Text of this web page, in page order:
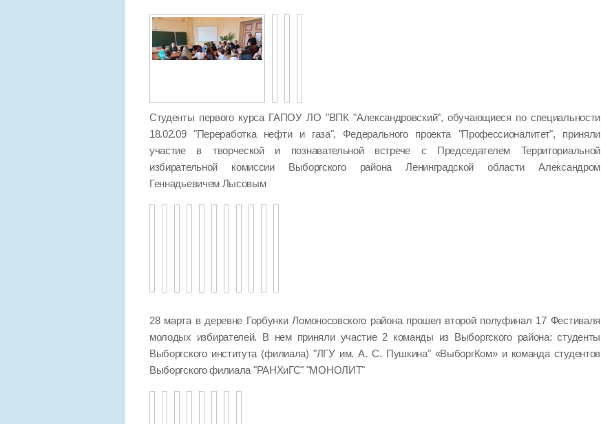
Студенты первого курса ГАПОУ ЛО "ВПК "Александровский", обучающиеся по специальности
18.02.09 "Переработка нефти и газа", Федерального проекта "Профессионалитет", приняли
участие в творческой и познавательной встрече с Председателем Территориальной
избирательной комиссии Выборгского района Ленинградской области Александром
Геннадьевичем Лысовым
28 марта в деревне Горбунки Ломоносовского района прошел второй полуфинал 17 Фестиваля
молодых избирателей. В нем приняли участие 2 команды из Выборгского района: студенты
Выборгского института (филиала) "ЛГУ им. А. С. Пушкина" «ВыборгКом» и команда студентов
Выборгского филиала "РАНХиГС" "МОНОЛИТ"